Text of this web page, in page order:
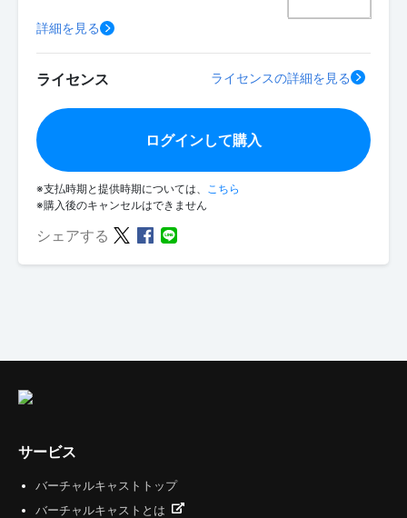
詳細を見る
ライセンス ライセンスの詳細を見る
ログインして購入
※支払時期と提供時期については、
こちら
※購入後のキャンセルはできません
シェアする
サービス
バーチャルキャストトップ
バーチャルキャストとは